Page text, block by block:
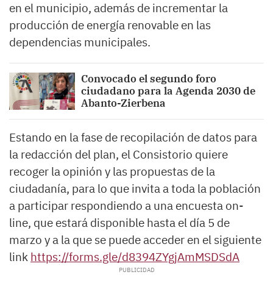
en el municipio, además de incrementar la
producción de energía renovable en las
dependencias municipales.
Convocado el segundo foro
ciudadano para la Agenda 2030 de
Abanto-Zierbena
Estando en la fase de recopilación de datos para
la redacción del plan, el Consistorio quiere
recoger la opinión y las propuestas de la
ciudadanía, para lo que invita a toda la población
a participar respondiendo a una encuesta on-
line, que estará disponible hasta el día 5 de
marzo y a la que se puede acceder en el siguiente
link https://forms.gle/d8394ZYgjAmMSDSdA